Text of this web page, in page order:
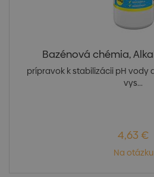
Bazénová chémia,
prípravok k stabilizácii pH vody
vys...
4,63 €
Na otázku